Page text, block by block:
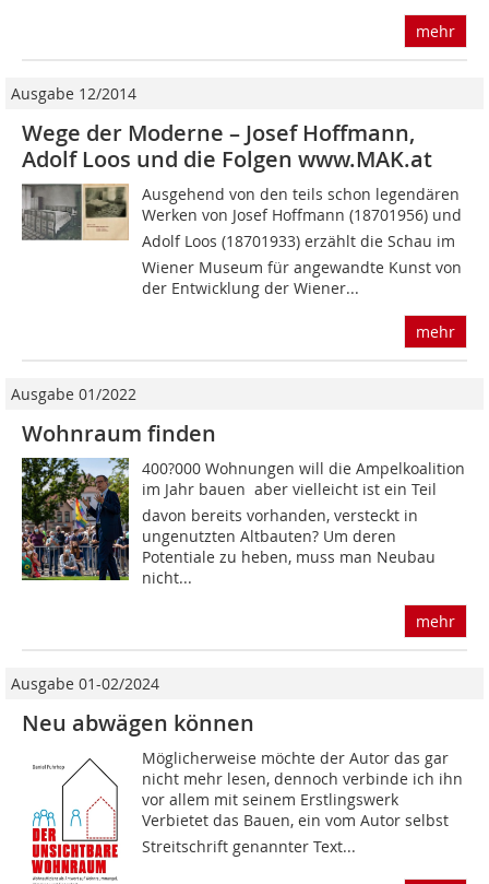
mehr
Ausgabe 12/2014
Wege der Moderne – Josef Hoffmann,
Adolf Loos und die Folgen www.MAK.at
Ausgehend von den teils schon legendären
Werken von Josef Hoffmann (18701956) und
Adolf Loos (18701933) erzählt die Schau im
Wiener Museum für angewandte Kunst von
der Entwicklung der Wiener...
mehr
Ausgabe 01/2022
Wohnraum finden
400?000 Wohnungen will die Ampelkoalition
im Jahr bauen  aber vielleicht ist ein Teil
davon bereits vorhanden, versteckt in
ungenutzten Altbauten? Um deren
Potentiale zu heben, muss man Neubau
nicht...
mehr
Ausgabe 01-02/2024
Neu abwägen können
Möglicherweise möchte der Autor das gar
nicht mehr lesen, dennoch verbinde ich ihn
vor allem mit seinem Erstlingswerk
Verbietet das Bauen, ein vom Autor selbst
Streitschrift genannter Text...